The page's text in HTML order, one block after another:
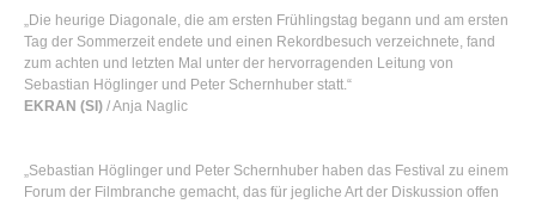
„Die heurige Diagonale, die am ersten Frühlingstag begann und am ersten
Tag der Sommerzeit endete und einen Rekordbesuch verzeichnete, fand
zum achten und letzten Mal unter der hervorragenden Leitung von
Sebastian Höglinger und Peter Schernhuber statt.“
EKRAN (SI) / Anja Naglic
„Sebastian Höglinger und Peter Schernhuber haben das Festival zu einem
Forum der Filmbranche gemacht, das für jegliche Art der Diskussion offen